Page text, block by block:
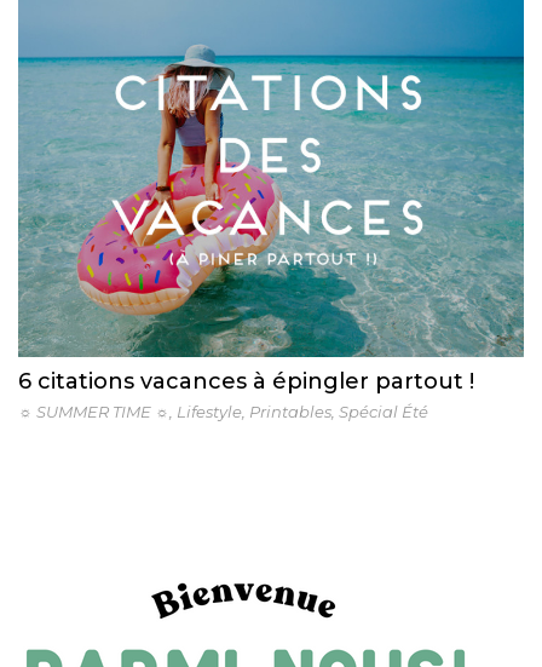
6 citations vacances à épingler partout !
☼ SUMMER TIME ☼ Lifestyle Printables Spécial Été